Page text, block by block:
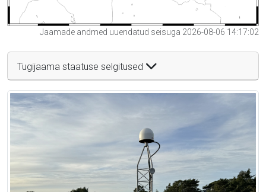
Jaamade andmed uuendatud seisuga 2026-08-06 14:17:02
Tugijaama staatuse selgitused